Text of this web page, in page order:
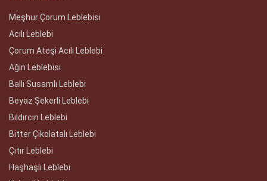
Meşhur Çorum Leblebisi
Acılı Leblebi
Çorum Ateşi Acılı Leblebi
Ağın Leblebisi
Ballı Susamlı Leblebi
Beyaz Şekerli Leblebi
Bıldırcın Leblebi
Bitter Çikolatalı Leblebi
Çıtır Leblebi
Haşhaşlı Leblebi